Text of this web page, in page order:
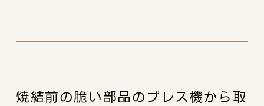
焼結前の脆い部品のプレス機から取